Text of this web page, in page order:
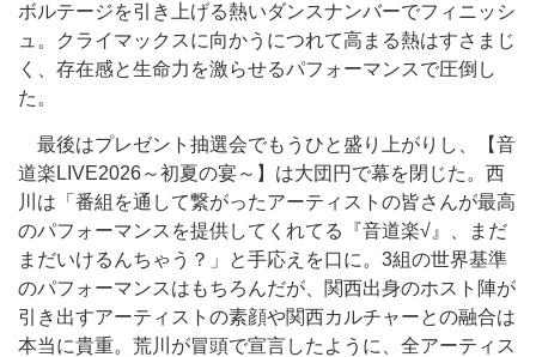
ボルテージを引き上げる熱いダンスナンバーでフィニッシ
ュ。クライマックスに向かうにつれて高まる熱はすさまじ
く、存在感と生命力を激らせるパフォーマンスで圧倒し
た。
最後はプレゼント抽選会でもうひと盛り上がりし、【音
道楽LIVE2026～初夏の宴～】は大団円で幕を閉じた。西
川は「番組を通して繋がったアーティストの皆さんが最高
のパフォーマンスを提供してくれてる『音道楽√』、まだ
まだいけるんちゃう？」と手応えを口に。3組の世界基準
のパフォーマンスはもちろんだが、関西出身のホスト陣が
引き出すアーティストの素顔や関西カルチャーとの融合は
本当に貴重。荒川が冒頭で宣言したように、全アーティス